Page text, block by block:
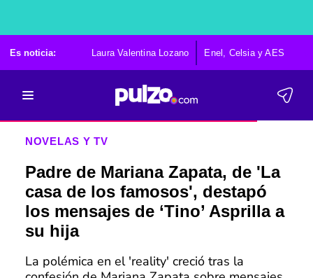
Es noticia: Laura Valentina Lozano Enel, Celsia y AES
NOVELAS Y TV
Padre de Mariana Zapata, de 'La
casa de los famosos', destapó
los mensajes de ‘Tino’ Asprilla a
su hija
La polémica en el 'reality' creció tras la